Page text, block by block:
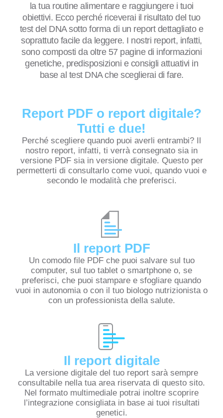
la tua routine alimentare e raggiungere i tuoi
obiettivi. Ecco perché riceverai il risultato del tuo
test del DNA sotto forma di un report dettagliato e
soprattuto facile da leggere. I nostri report, infatti,
sono composti da oltre 57 pagine di informazioni
genetiche, predisposizioni e consigli attuativi in
base al test DNA che sceglierai di fare.
Report PDF o report digitale?
Tutti e due!
Perché scegliere quando puoi averli entrambi? Il
nostro report, infatti, ti verrà consegnato sia in
versione PDF sia in versione digitale. Questo per
permetterti di consultarlo come vuoi, quando vuoi e
secondo le modalità che preferisci.
Il report PDF
Un comodo file PDF che puoi salvare sul tuo
computer, sul tuo tablet o smartphone o, se
preferisci, che puoi stampare e sfogliare quando
vuoi in autonomia o con il tuo biologo nutrizionista o
con un professionista della salute.
Il report digitale
La versione digitale del tuo report sarà sempre
consultabile nella tua area riservata di questo sito.
Nel formato multimediale potrai inoltre scoprire
l’integrazione consigliata in base ai tuoi risultati
genetici.